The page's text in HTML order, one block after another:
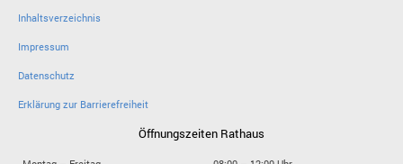
Inhaltsverzeichnis
Impressum
Datenschutz
Erklärung zur Barrierefreiheit
Öffnungszeiten Rathaus